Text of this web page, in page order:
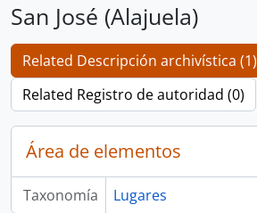
San José (Alajuela)
Related Descripción archivística (1)
Related Registro de autoridad (0)
Área de elementos
Taxonomía Lugares